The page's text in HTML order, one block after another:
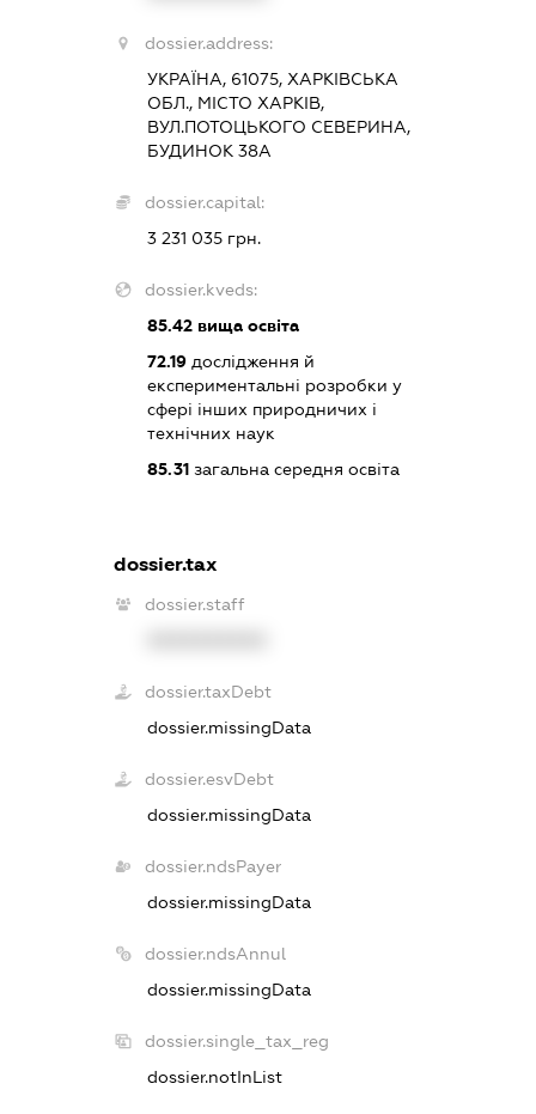
dossier.address:
УКРАЇНА, 61075, ХАРКІВСЬКА
ОБЛ., МІСТО ХАРКІВ,
ВУЛ.ПОТОЦЬКОГО СЕВЕРИНА,
БУДИНОК 38А
dossier.capital:
3 231 035 грн.
dossier.kveds:
85.42вища освіта
72.19дослідження й
експериментальні розробки у
сфері інших природничих і
технічних наук
85.31загальна середня освіта
dossier.tax
dossier.staff
dossier.taxDebt
dossier.missingData
dossier.esvDebt
dossier.missingData
dossier.ndsPayer
dossier.missingData
dossier.ndsAnnul
dossier.missingData
dossier.single_tax_reg
dossier.notInList